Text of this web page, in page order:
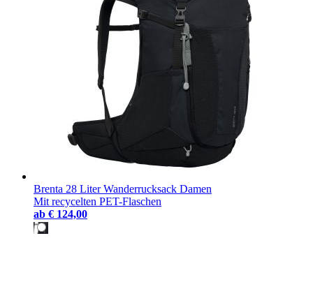
Brenta 28 Liter Wanderrucksack Damen
Mit recycelten PET-Flaschen
ab € 124,00